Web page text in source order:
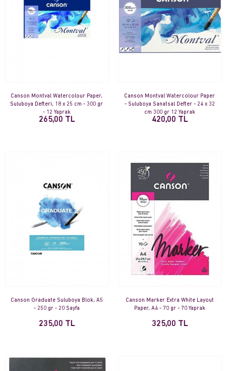
Canson Montval Watercolour Paper,
Suluboya Defteri, 18 x 25 cm - 300 gr
- 12 Yaprak
265,00 TL
Canson Montval Watercolour Paper
- Suluboya Sanatsal Defter - 24 x 32
cm 300 gr 12 Yaprak
420,00 TL
Canson Graduate Suluboya Blok, A5
- 250 gr - 20 Sayfa
235,00 TL
Canson Marker Extra White Layout
Paper, A4 - 70 gr - 70 Yaprak
325,00 TL